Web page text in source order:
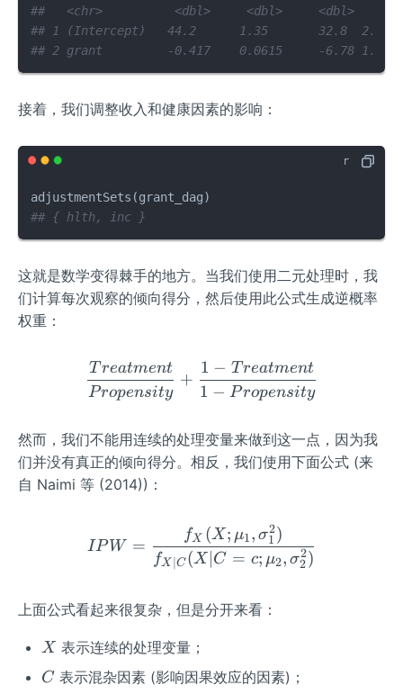
##   <chr>          <dbl>     <dbl>     <dbl>
## 1 (Intercept)   44.2      1.35       32.8  2.56e-
## 2 grant         -0.417    0.0615     -6.78
接着，我们调整收入和健康因素的影响：
adjustmentSets (grant_dag)
## { hlth, inc }
这就是数学变得棘手的地方。当我们使用二元处理时，我
们计算每次观察的倾向得分，然后使用此公式生成逆概率
权重：
Propensity
Treatment
+
1 − Propensity
1 − T reatment
然而，我们不能用连续的处理变量来做到这一点，因为我
们并没有真正的倾向得分。相反，我们使用下面公式 (来
自 Naimi 等 (2014))：
IPW=\frac{f_X
IP W =
fX C (X ∣C = c; μ2, σ2
2)
fX (X ; μ1, σ1
2)
上面公式看起来很复杂，但是分开来看：
X
X 表示连续的处理变量；
C
C表示混杂因素 (影响因果效应的因素)；